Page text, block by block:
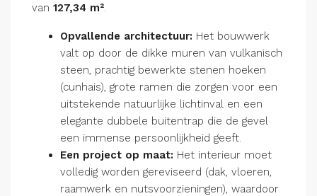
van 127,34 m²
Opvallende architectuur: Het bouwwerk
valt op door de dikke muren van vulkanisch
steen, prachtig bewerkte stenen hoeken
(cunhais), grote ramen die zorgen voor een
uitstekende natuurlijke lichtinval en een
elegante dubbele buitentrap die de gevel
een immense persoonlijkheid geeft.
Een project op maat: Het interieur moet
volledig worden gereviseerd (dak, vloeren,
raamwerk en nutsvoorzieningen), waardoor